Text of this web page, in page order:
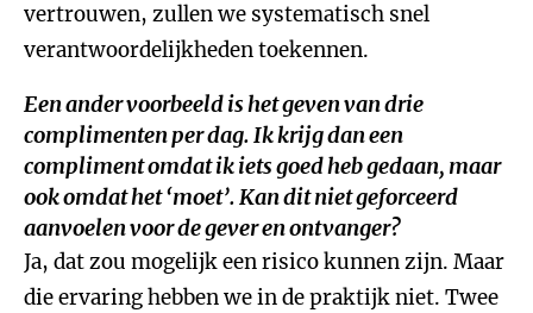
vertrouwen, zullen we systematisch snel
verantwoordelijkheden toekennen.
Een ander voorbeeld is het geven van drie
complimenten per dag. Ik krijg dan een
compliment omdat ik iets goed heb gedaan, maar
ook omdat het ‘moet’. Kan dit niet geforceerd
aanvoelen voor de gever en ontvanger?
Ja, dat zou mogelijk een risico kunnen zijn. Maar
die ervaring hebben we in de praktijk niet. Twee